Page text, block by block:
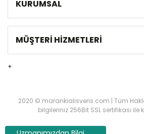
KURUMSAL
MÜŞTERİ HİZMETLERİ
+
2020 © marankialisveris.com | Tüm
bilgileriniz 256Bit SSL sertifikası ile